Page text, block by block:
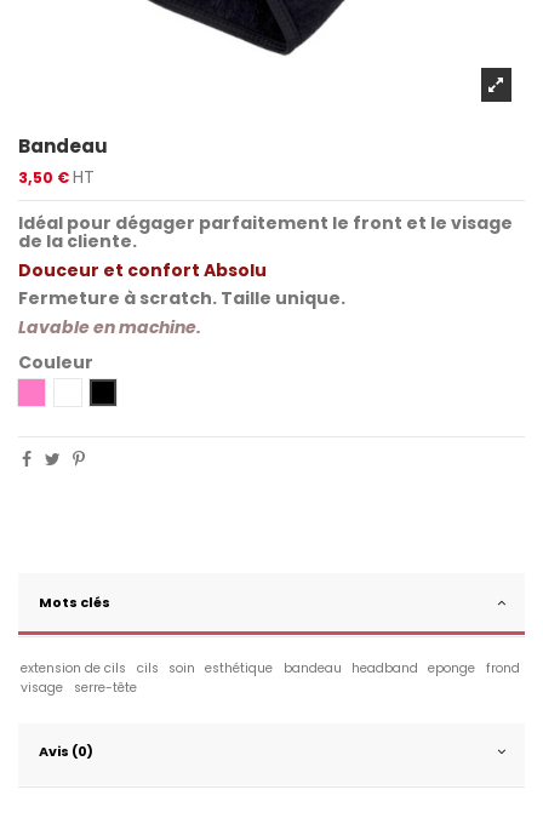
Bandeau
3,50 €HT
Idéal pour dégager parfaitement le front et le visage
de la cliente.
Douceur et confort Absolu
Fermeture à scratch. Taille unique.
Lavable en machine.
Couleur
Mots clés
extension de cils cils soin esthétique bandeau headband eponge frond
visage
serre-tête
Avis (0)